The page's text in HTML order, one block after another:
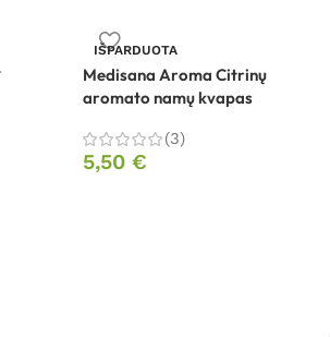
IŠPARDUOTA
Medisana Aroma Citrinų
aromato namų kvapas
(3)
5,50 €